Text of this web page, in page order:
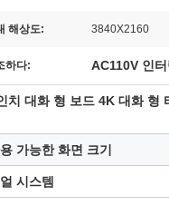
해상도: 3840X2160
하다: AC110V 인
치 대화 형 보드 4K 대화 형
가능한 화면 크기
시스템